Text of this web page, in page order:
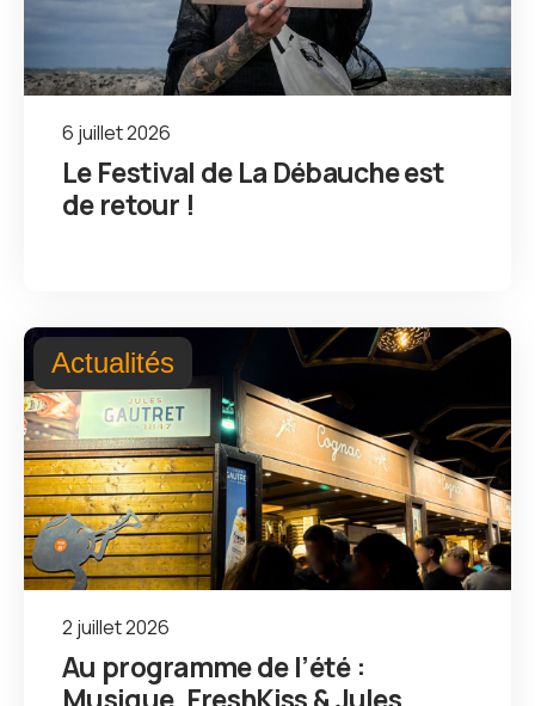
6 juillet 2026
Le Festival de La Débauche est
de retour !
Actualités
2 juillet 2026
Au programme de l’été :